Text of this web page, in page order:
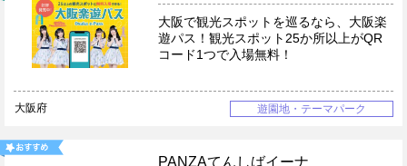
大阪で観光スポットを巡るなら、大阪楽
遊パス！観光スポット25か所以上がQR
コード1つで入場無料！
大阪府 遊園地・テーマパーク
PANZAてんしばイーナ